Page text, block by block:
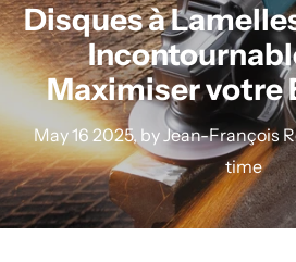
Disques à
Maximiser votre
May 16 2025, by Jean-François
time